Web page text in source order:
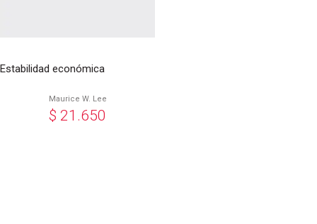
Estabilidad económica
Maurice W. Lee
$ 21.650